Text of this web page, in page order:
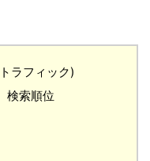
ラフィック)
検索順位